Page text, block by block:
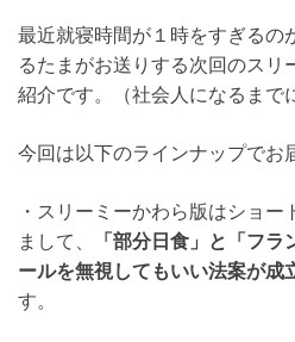
最近就寝時間が１時をすぎるの
るたまがお送りする次回のス
紹介です。（社会人になるま
今回は以下のラインナップでお
・スリーミーかわら版はショ
まして、
「部分日食」と「フ
ールを無視してもいい法案が成
す。